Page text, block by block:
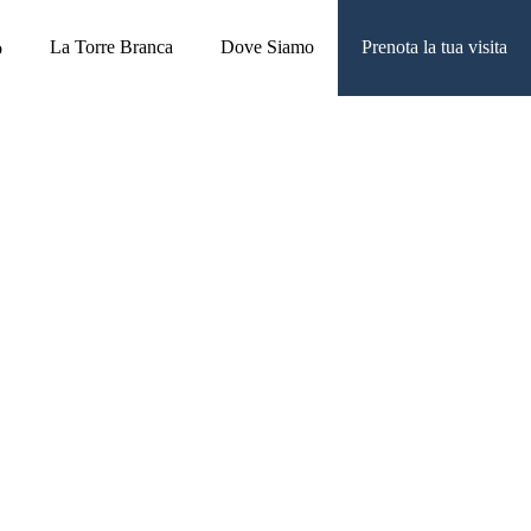
La Torre Branca Dove Siamo Prenota la tua visita